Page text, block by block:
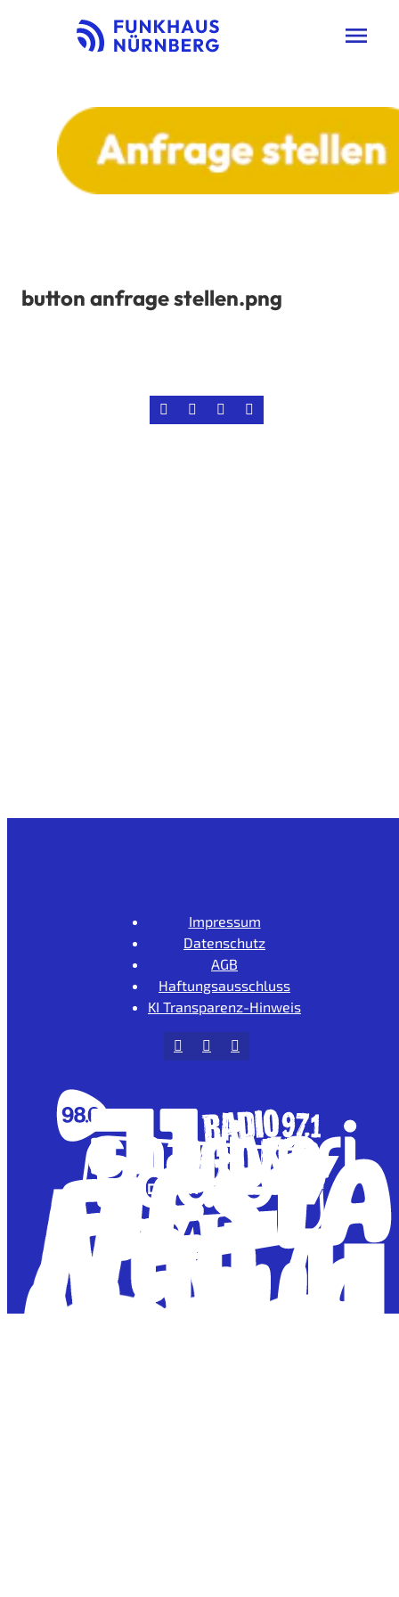
menu
button anfrage stellen.png
Impressum
Datenschutz
AGB
Haftungsausschluss
KI Transparenz-Hinweis